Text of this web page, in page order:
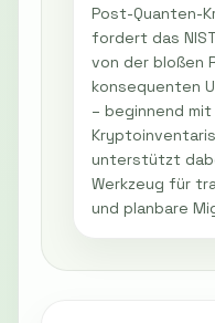
Post-Quanten-
fordert das
von der bloßen
konsequenten
– beginnend
unterstützt
Werkzeug für
und planbare